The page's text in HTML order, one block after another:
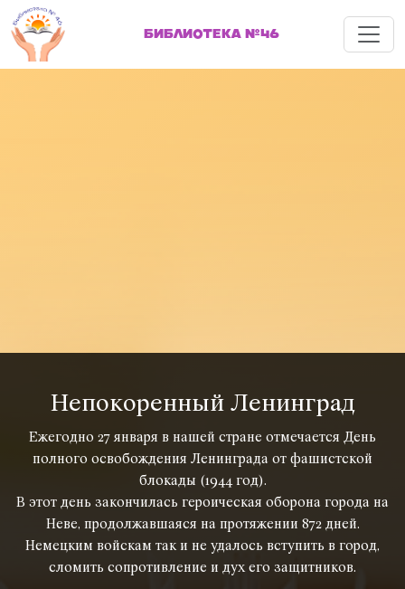
БИБЛИОТЕКА №46 Меню
Непокоренный Ленинград
Ежегодно 27 января в нашей стране отмечается День
полного освобождения Ленинграда от фашистской
блокады (1944 год).
В этот день закончилась героическая оборона города на
Неве, продолжавшаяся на протяжении 872 дней.
Немецким войскам так и не удалось вступить в город,
сломить сопротивление и дух его защитников.